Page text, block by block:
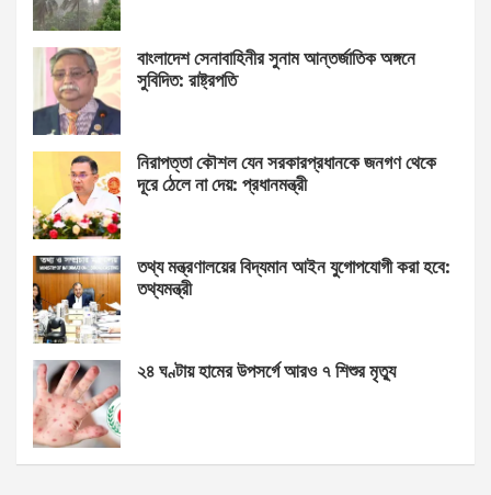
বাংলাদেশ সেনাবাহিনীর সুনাম আন্তর্জাতিক অঙ্গনে
সুবিদিত: রাষ্ট্রপতি
নিরাপত্তা কৌশল যেন সরকারপ্রধানকে জনগণ থেকে
দূরে ঠেলে না দেয়: প্রধানমন্ত্রী
তথ্য মন্ত্রণালয়ের বিদ্যমান আইন যুগোপযোগী করা হবে:
তথ্যমন্ত্রী
২৪ ঘণ্টায় হামের উপসর্গে আরও ৭ শিশুর মৃত্যু